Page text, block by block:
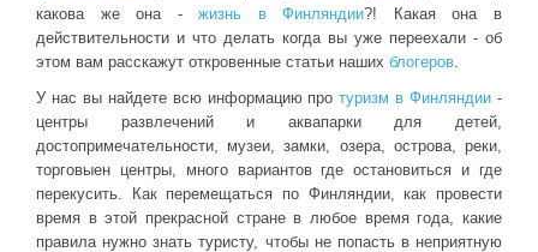
какова же она -жизнь в Финляндии?! Какая она в
действительности и что делать когда вы уже переехали - об
этом вам расскажут откровенные статьи наших блогеров.
У нас вы найдете всю информацию протуризм в Финляндии -
центры развлечений и аквапарки для детей,
достопримечательности, музеи, замки, озера, острова, реки,
торговыен центры, много вариантов где остановиться и где
перекусить. Как перемещаться по Финляндии, как провести
время в этой прекрасной стране в любое время года, какие
правила нужно знать туристу, чтобы не попасть в неприятную